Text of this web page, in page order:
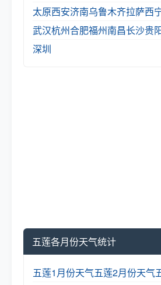
太原西安济南乌鲁木齐拉萨西
武汉杭州合肥福州南昌长沙贵
深圳
五莲各月份天气统计
五莲1月份天气五莲2月份天气